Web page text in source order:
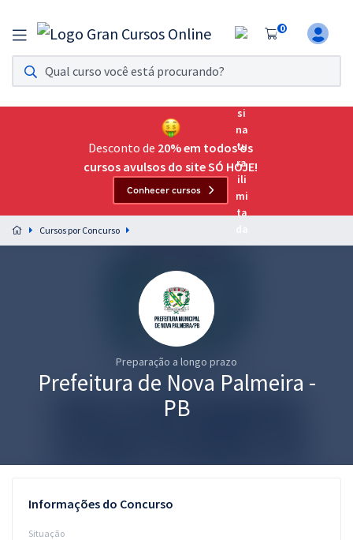
0
Assinatura Ilimitada 11
Acesso a todos os cursos. Teste grátis por 7 dias!
Assinatura OAB Até Passar
Acesso ilimitado a toda preparação para o Exame da
Preparação completa e intensiva para as principais
residências em saúde do Brasil
Desconto de 20% em todos os
cursos avulsos do site SÓ HOJE!
Conhecer cursos
Cursos por Concurso
Preparação a longo prazo
Prefeitura de Nova Palmeira -
PB
Informações do Concurso
Situação